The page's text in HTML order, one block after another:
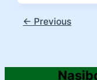
← Previous